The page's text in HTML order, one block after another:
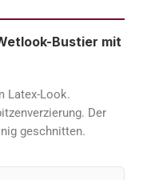
Bustier mit
Latex-Look.
Der
geschnitten.